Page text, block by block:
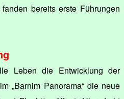
bereits erste Führungen
Leben die Entwicklung der
„Barnim Panorama“ die neue